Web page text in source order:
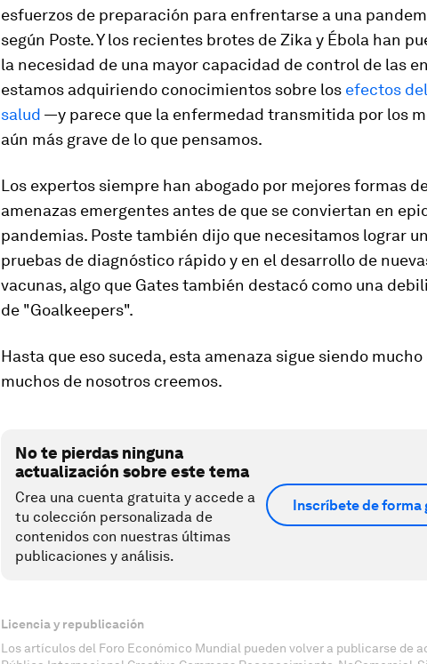
esfuerzos de preparación para enfrentarse a una
según Poste. Y los recientes brotes de Zika y Ébola han
la necesidad de una mayor capacidad de control de las
estamos adquiriendo conocimientos sobre los efectos
salud —y parece que la enfermedad transmitida por los
aún más grave de lo que pensamos.
Los expertos siempre han abogado por mejores formas
amenazas emergentes antes de que se conviertan en
pandemias. Poste también dijo que necesitamos lograr
pruebas de diagnóstico rápido y en el desarrollo de
vacunas, algo que Gates también destacó como una
de "Goalkeepers".
Hasta que eso suceda, esta amenaza sigue siendo
muchos de nosotros creemos.
No te pierdas ninguna
actualización sobre este tema
Crea una cuenta gratuita y accede a
tu colección personalizada de
contenidos con nuestras últimas
publicaciones y análisis.
Inscríbete de forma
Licencia y republicación
Los artículos del Foro Económico Mundial pueden volver a publicarse de